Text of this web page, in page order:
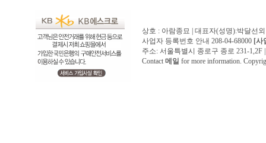
상호 : 아람종묘 | 대표자(성명):박달선
사업자 등록번호 안내 208-04-68000 [사
주소: 서울특별시 종로구 종로 231-1,2F
Contact 메일 for more information.